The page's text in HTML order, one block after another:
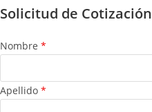
Solicitud de Cotización
Nombre *
Apellido *